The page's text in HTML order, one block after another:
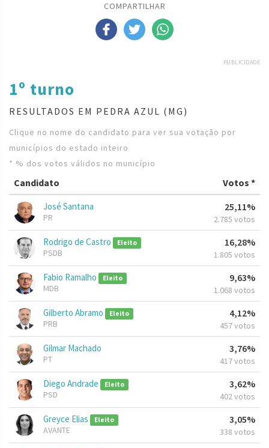
COMPARTILHAR
PUBLICIDADE
1º turno
RESULTADOS EM PEDRA AZUL (MG)
Clique no nome do candidato para ver sua votação por
municípios do estado inteiro
* % dos votos válidos no município
Candidato Votos *
José Santana
PR
25,11%
2.785 votos
Rodrigo de Castro Eleito
PSDB
16,28%
1.805 votos
Fabio Ramalho Eleito
MDB
9,63%
1.068 votos
Gilberto Abramo Eleito
PRB
4,12%
457 votos
Gilmar Machado
PT
3,76%
417 votos
Diego Andrade Eleito
PSD
3,62%
402 votos
Greyce Elias Eleito
AVANTE
3,05%
338 votos